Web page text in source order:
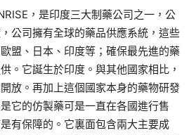
，是印度三大制藥公司之一，公
公司擁有全球的藥品供應系統，這些
盟、日本、印度等；確保最先進的藥
。它誕生於印度。與其他國家相比，
放。再加上這個國家本身的藥物研發
它的仿製藥可是一直在各國進行售
有保障的。它裏面包含兩大主要成